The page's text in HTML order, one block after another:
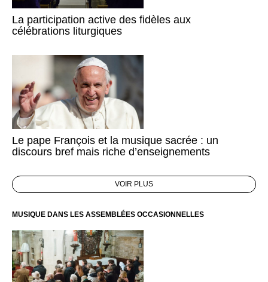
La participation active des fidèles aux
célébrations liturgiques
Le pape François et la musique sacrée : un
discours bref mais riche d’enseignements
VOIR PLUS
MUSIQUE DANS LES ASSEMBLÉES OCCASIONNELLES